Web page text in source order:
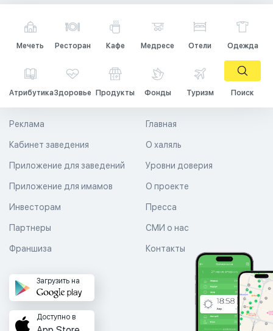
Мечеть Ресторан Кафе Медресе Отели Одежда
АтрибутикаЗдоровье Продукты Фонды Туризм Поиск
Главная
О халяль
Уровни доверия
Реклама
Кабинет заведения
Приложение для заведений
Приложение для имамов О проекте
Пресса
СМИ о нас
Контакты
Инвесторам
Партнеры
Франшиза
Загрузить на
Доступно в